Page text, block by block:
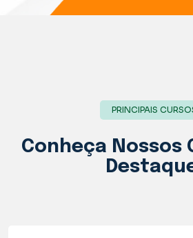
PRINCIPAIS
Conheça Nossos